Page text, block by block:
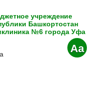
учреждение
Башкортостан
№6 города Уфа
Aa